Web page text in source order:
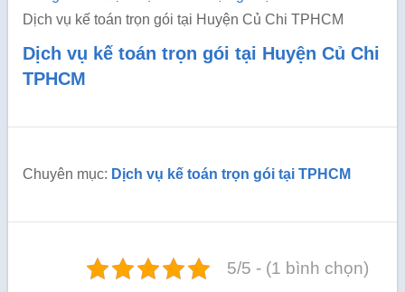
Dịch vụ kế toán trọn gói tại Huyện Củ Chi TPHCM
Dịch vụ kế toán trọn gói tại Huyện Củ Chi
TPHCM
Chuyên mục: Dịch vụ kế toán trọn gói tại TPHCM
5/5 - (1 bình chọn)